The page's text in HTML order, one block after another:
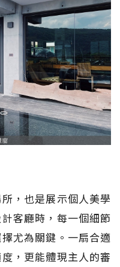
，也是展示個人美學
客廳時，每一個細節
尤為關鍵。一扇合適
，更能體現主人的審